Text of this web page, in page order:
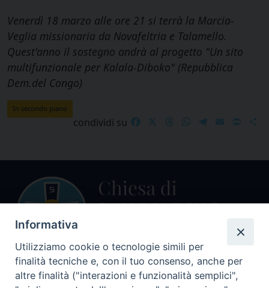
Venerdì 18 marzo alle ore 21 si terrà la Marcia-
Veglia missionaria da Novafeltria e Talamello.
Quest'anno il sostegno andrà al progetto "Un sito
multifunzionale per Kalala-Diboko" (Repubblica
Dem.del Congo)
In secondo piano
condividi su FacebookThreadsWhatsApp
Telegram
EmailPrint
Centralino Curia Vescovile
Informativa
Utilizziamo cookie o tecnologie simili per
finalità tecniche e, con il tuo consenso, anche per
altre finalità ("interazioni e funzionalità semplici",